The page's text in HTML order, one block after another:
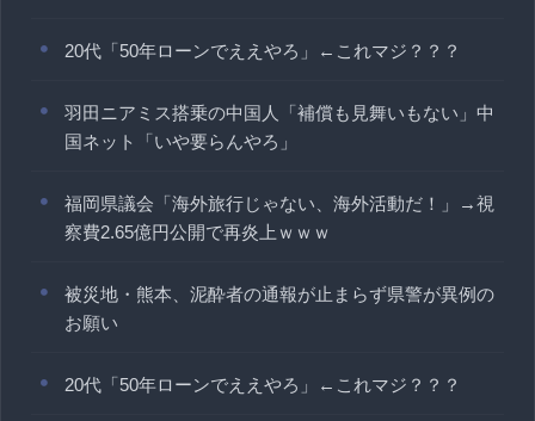
20代「50年ローンでええやろ」←これマジ？？？
羽田ニアミス搭乗の中国人「補償も見舞いもない」中
国ネット「いや要らんやろ」
福岡県議会「海外旅行じゃない、海外活動だ！」→視
察費2.65億円公開で再炎上ｗｗｗ
被災地・熊本、泥酔者の通報が止まらず県警が異例の
お願い
20代「50年ローンでええやろ」←これマジ？？？